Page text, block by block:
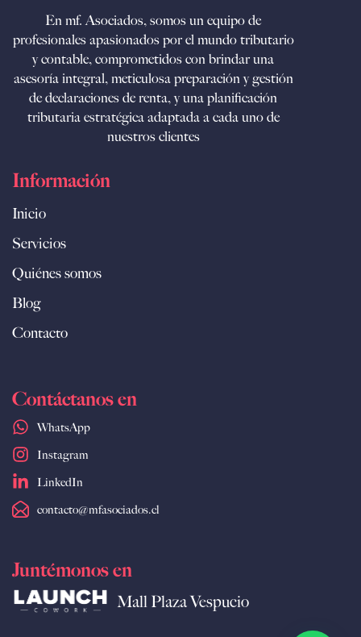
En mf. Asociados, somos un equipo de
profesionales apasionados por el mundo tributario
y contable, comprometidos con brindar una
asesoría integral, meticulosa preparación y gestión
de declaraciones de renta, y una planificación
tributaria estratégica adaptada a cada uno de
nuestros clientes
Información
Inicio
Servicios
Quiénes somos
Blog
Contacto
Contáctanos en
WhatsApp
Instagram
LinkedIn
contacto@mfasociados.cl
Juntémonos en
Mall Plaza Vespucio